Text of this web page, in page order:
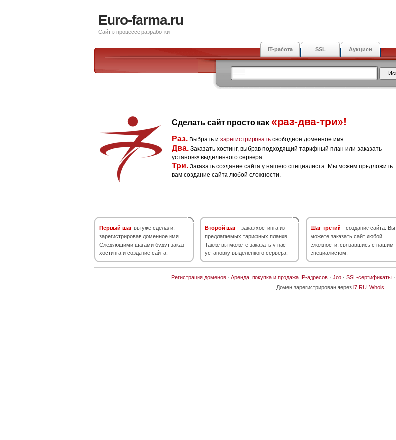
Euro-farma.ru
Сайт в процессе разработки
IT-работа SSL Аукцион
Сделать сайт просто как «раз-два-три»!
Раз. Выбрать и зарегистрировать свободное доменное имя.
Два. Заказать хостинг, выбрав подходящий тарифный план или заказать
установку выделенного сервера.
Три. Заказать создание сайта у нашего специалиста. Мы можем предложить
вам создание сайта любой сложности.
Первый шаг вы уже сделали,
зарегистрировав доменное имя.
Следующими шагами будут заказ
хостинга и создание сайта.
Второй шаг - заказ хостинга из
предлагаемых тарифных планов.
Также вы можете заказать у нас
установку выделенного сервера.
Шаг третий - создание сайта. Вы
можете заказать сайт любой
сложности, связавшись с нашим
специалистом.
Регистрация доменов· Аренда, покупка и продажа IP-адресов· Job· SSL-сертификаты·
Домен зарегистрирован через i7.RU Whois